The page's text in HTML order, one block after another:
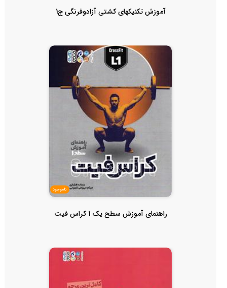
آموزش تکنیکهای کشتی آزادوفرنگی ج1
ناموجود
راهنمای آموزش سطح یک 1 کراس فیت